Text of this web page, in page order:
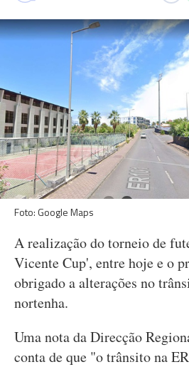
Foto: Google Maps
A realização do torneio de
Vicente Cup', entre hoje e o
obrigado a alterações no
nortenha.
Uma nota da Direcção
conta de que "o trânsito na